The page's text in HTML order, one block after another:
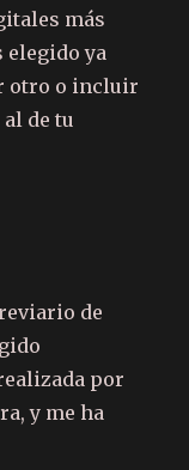
más
elegido ya
otro o incluir
de tu
de
por
y me ha